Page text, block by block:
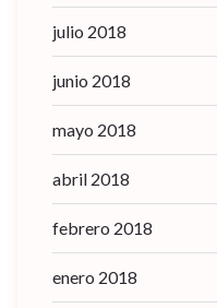
julio 2018
junio 2018
mayo 2018
abril 2018
febrero 2018
enero 2018